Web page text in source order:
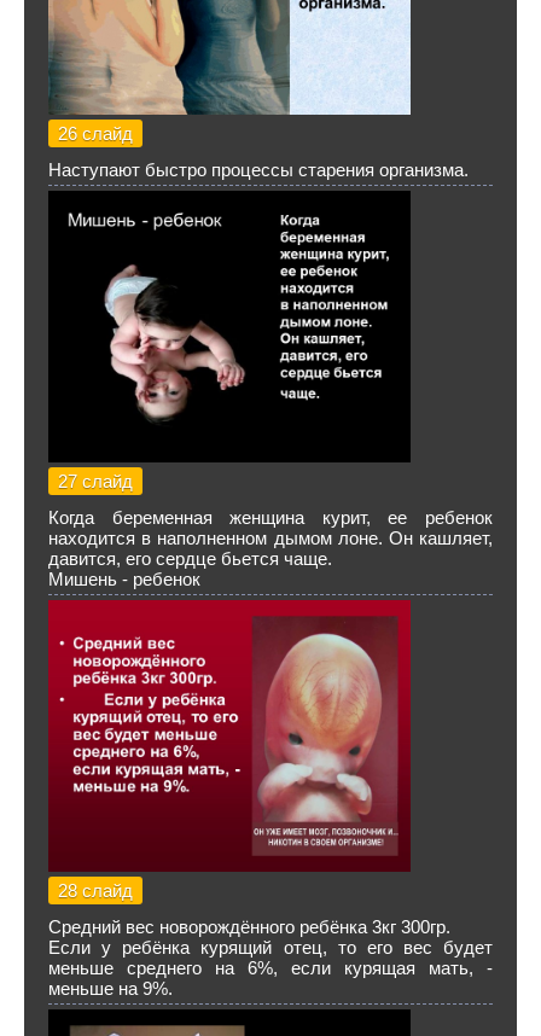
26 слайд
Наступают быстро процессы старения организма.
27 слайд
Когда беременная женщина курит, ее ребенок
находится в наполненном дымом лоне. Он кашляет,
давится, его сердце бьется чаще.
Мишень - ребенок
28 слайд
Средний вес новорождённого ребёнка 3кг 300гр.
Если у ребёнка курящий отец, то его вес будет
меньше среднего на 6%, если курящая мать, -
меньше на 9%.